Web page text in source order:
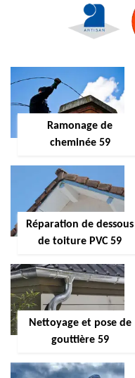
Ramonage de
cheminée 59
Réparation de dessous
de toiture PVC 59
Nettoyage et pose de
gouttière 59